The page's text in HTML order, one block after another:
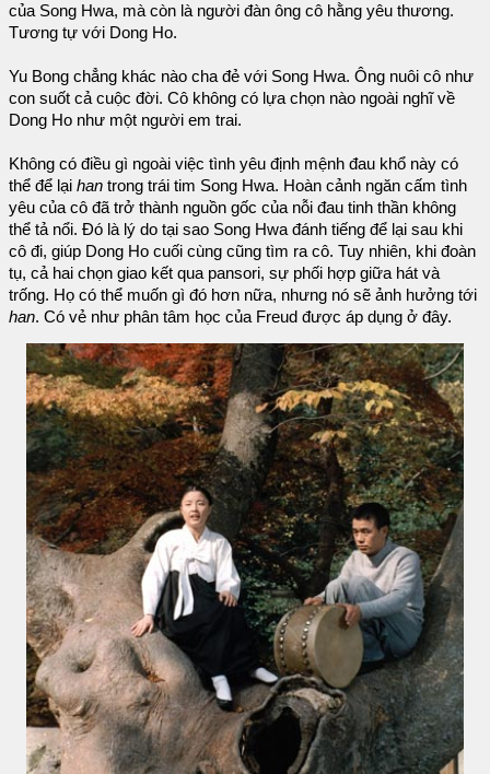
của Song Hwa, mà còn là người đàn ông cô hằng yêu thương.
Tương tự với Dong Ho.
Yu Bong chẳng khác nào cha đẻ với Song Hwa. Ông nuôi cô như
con suốt cả cuộc đời. Cô không có lựa chọn nào ngoài nghĩ về
Dong Ho như một người em trai.
Không có điều gì ngoài việc tình yêu định mệnh đau khổ này có
thể để lại han trong trái tim Song Hwa. Hoàn cảnh ngăn cấm tình
yêu của cô đã trở thành nguồn gốc của nỗi đau tinh thần không
thể tả nổi. Đó là lý do tại sao Song Hwa đánh tiếng để lại sau khi
cô đi, giúp Dong Ho cuối cùng cũng tìm ra cô. Tuy nhiên, khi đoàn
tụ, cả hai chọn giao kết qua pansori, sự phối hợp giữa hát và
trống. Họ có thể muốn gì đó hơn nữa, nhưng nó sẽ ảnh hưởng tới
han. Có vẻ như phân tâm học của Freud được áp dụng ở đây.